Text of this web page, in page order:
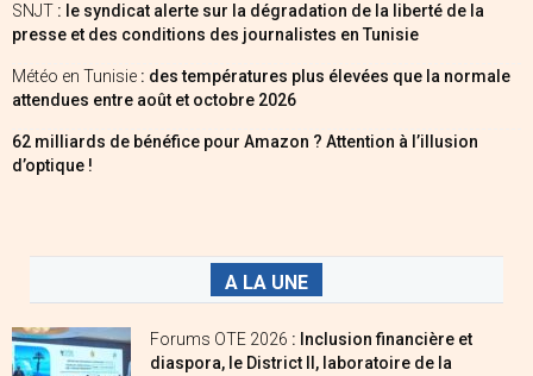
SNJT : le syndicat alerte sur la dégradation de la liberté de la
presse et des conditions des journalistes en Tunisie
Météo en Tunisie : des températures plus élevées que la normale
attendues entre août et octobre 2026
62 milliards de bénéfice pour Amazon ? Attention à l’illusion
d’optique !
A LA UNE
Forums OTE 2026 : Inclusion financière et
diaspora, le District II, laboratoire de la